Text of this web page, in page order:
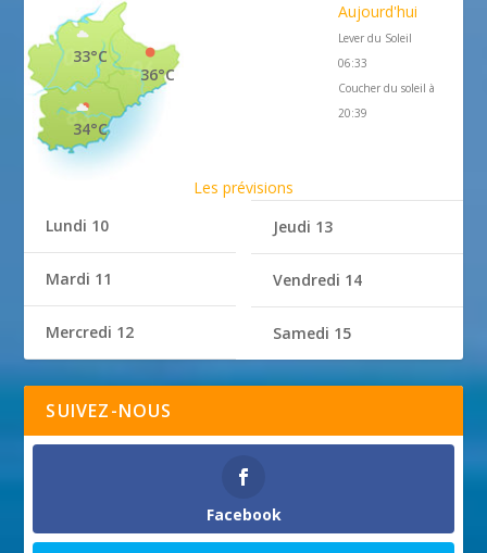
36°C
33°C
34°C
Aujourd'hui
Lever du Soleil
06:33
Coucher du soleil à
20:39
Les prévisions
Lundi 10
Mardi 11
Mercredi 12
Jeudi 13
Vendredi 14
Samedi 15
SUIVEZ-NOUS
Facebook